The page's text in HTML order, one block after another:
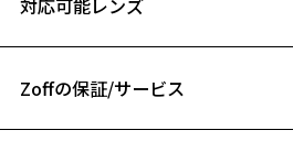
の先にあしらったDODロゴのラバーパー
んで欲しい”という想いを込めたメッセー
B ブリッジ(鼻部分)の横幅：22mm
対応可能レンズ
フレームとレンズの合計料
Zoffの保証/サービス